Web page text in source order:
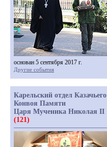
основан 5 сентября 2017 г.
Другие события
Карельский отдел Казачьего
Конвоя Памяти
Царя Мученика Николая II
(121)